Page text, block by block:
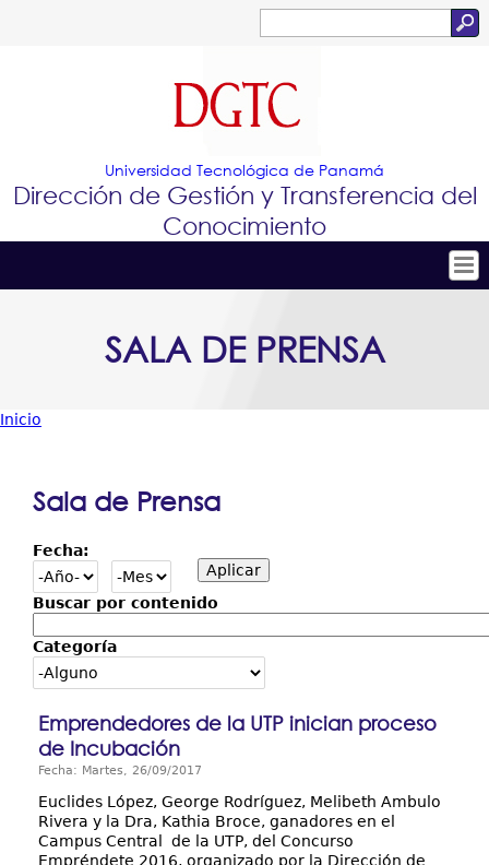
Jump to navigation
de
búsqueda
Universidad Tecnológica de Panamá
Dirección de Gestión y Transferencia del
Conocimiento
Conócenos
Resultados y Casos de Éxito
SALA DE PRENSA
está
Inicio
Sala de Prensa
Fecha:
Buscar por contenido
Categoría
Emprendedores de la UTP inician proceso
de Incubación
Fecha: Martes, 26/09/2017
Euclides López, George Rodríguez, Melibeth Ambulo
Rivera y la Dra, Kathia Broce, ganadores en el
Campus Central de la UTP, del Concurso
Empréndete 2016, organizado por la Dirección de